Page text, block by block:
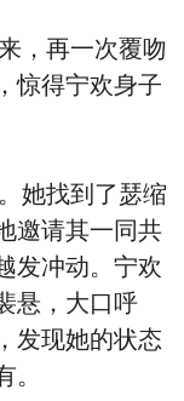
，再一次覆吻
惊得宁欢身子
她找到了瑟缩
邀请其一同共
发冲动。宁欢
悬，大口呼
发现她的状态